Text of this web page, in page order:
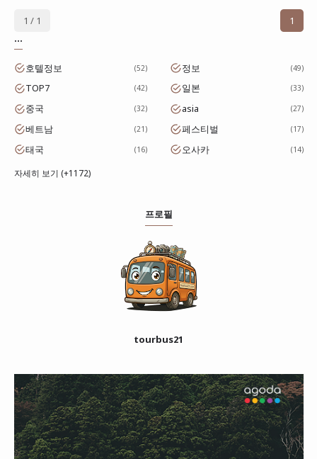
1 / 1
1
...
호텔정보 52 정보 49
TOP7 42 일본 33
중국 32 asia 27
베트남 21 페스티벌 17
태국 16 오사카 14
자세히 보기 (+1172)
프로필
tourbus21